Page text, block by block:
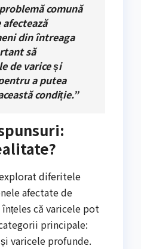
comună
din întreaga
să
de varice și
a putea
condiție.”
diferitele
afectate de
că varicele pot
principale:
varicele profunde.